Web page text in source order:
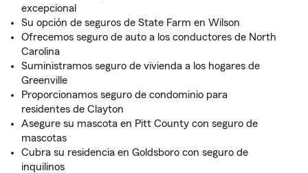
excepcional
Su opción de seguros de State Farm en Wilson
Ofrecemos seguro de auto a los conductores de North
Carolina
Suministramos seguro de vivienda a los hogares de
Greenville
Proporcionamos seguro de condominio para
residentes de Clayton
Asegure su mascota en Pitt County con seguro de
mascotas
Cubra su residencia en Goldsboro con seguro de
inquilinos